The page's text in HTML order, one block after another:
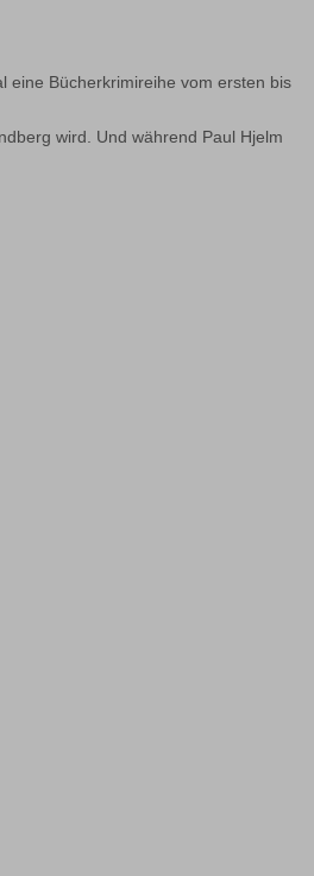
eine Bücherkrimireihe vom ersten bis
wird. Und während Paul Hjelm